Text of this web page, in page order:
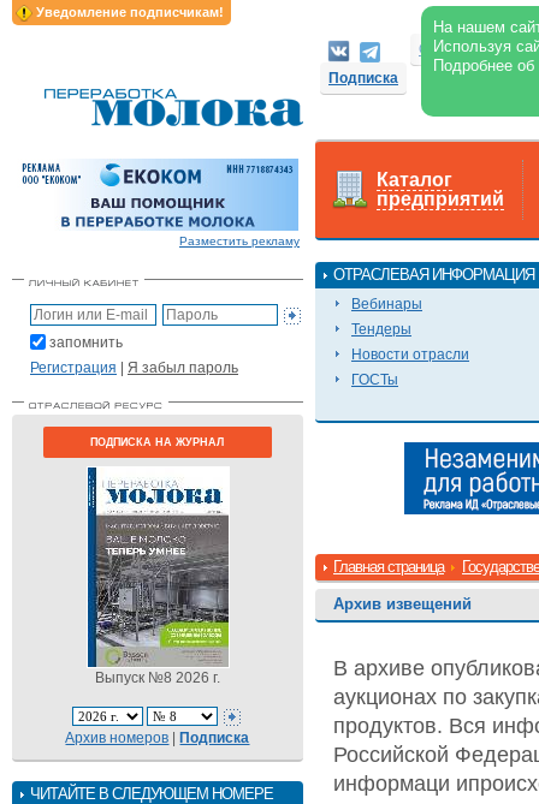
Уведомление подписчикам!
На нашем
Используя
Подробнее
Свежий номер
Подписка
Разместить рекламу
запомнить
Регистрация | Я забыл пароль
ПОДПИСКА НА ЖУРНАЛ
Выпуск №8 2026 г.
Архив номеров |Подписка
ЧИТАЙТЕ В СЛЕДУЮЩЕМ НОМЕРЕ
Каталог
предприятий
ОТРАСЛЕВАЯ ИНФОРМАЦИЯ
Вебинары
Тендеры
Новости отрасли
ГОСТы
Главная страница
Архив извещений
В архиве
аукционах по
продуктов. Вся
Российской
информаци